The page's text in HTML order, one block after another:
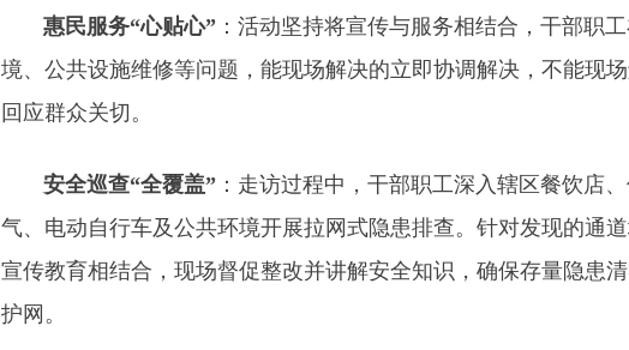
惠民服务“心贴心” ：活动坚持将宣传与服务相结合，干部职
境、公共设施维修等问题，能现场解决的立即协调解决，不能现
回应群众关切。
安全巡查“全覆盖” ：走访过程中，干部职工深入辖区餐饮店
气、电动自行车及公共环境开展拉网式隐患排查。针对发现的通
宣传教育相结合，现场督促整改并讲解安全知识，确保存量隐患
护网。